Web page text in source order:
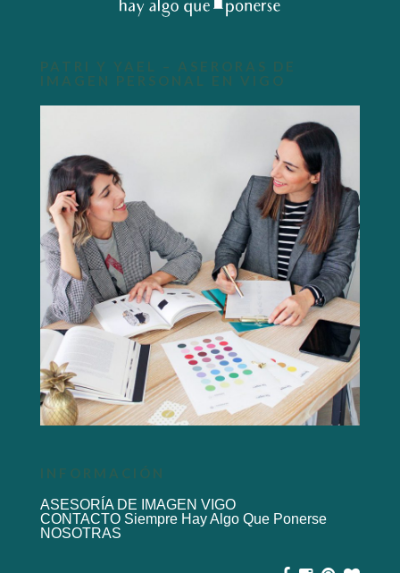
PATRI Y YAEL – ASERORAS DE
IMAGEN PERSONAL EN VIGO
INFORMACIÓN
ASESORÍA DE IMAGEN VIGO
CONTACTO Siempre Hay Algo Que Ponerse
NOSOTRAS